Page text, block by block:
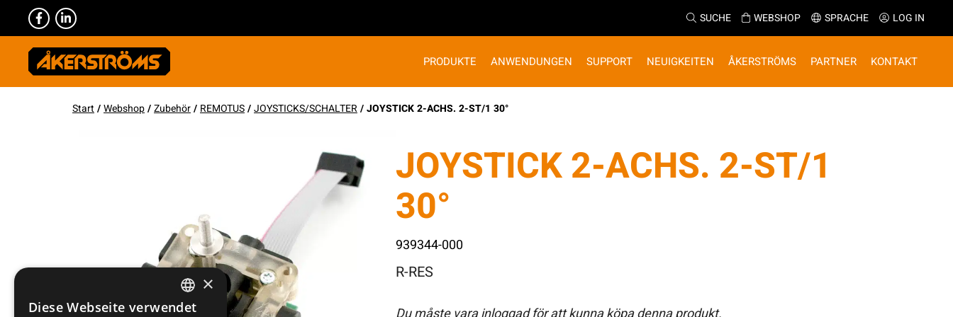
SUCHE WEBSHOP SPRACHE LOG IN
PRODUKTE ANWENDUNGEN SUPPORT NEUIGKEITEN ÅKERSTRÖMS PARTNER KONTAKT
Start /Webshop/Zubehör/ REMOTUS/JOYSTICKS/SCHALTER/ JOYSTICK 2-ACHS. 2-ST/1 30°
JOYSTICK 2-ACHS. 2-ST/1
30°
939344-000
R-RES
SWEDISH
×
Diese Webseite verwendet